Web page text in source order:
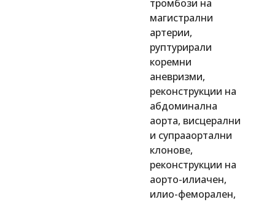
тромбози на
магистрални
артерии,
руптурирали
коремни
аневризми,
реконструкции на
абдоминална
аорта, висцерални
и супрааортални
клонове,
реконструкции на
аорто-илиачен,
илио-феморален,